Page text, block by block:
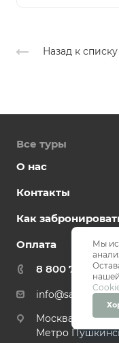
Назад к списку
Все туры
О нас
Контакты
Как
Оплата
8 800 707 5833
info@sanatorii-
Москва, Малый
Метро
Мы
нашей